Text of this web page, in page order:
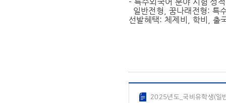
일반전형, 꿈나래전형: 특
선발혜택: 체제비, 학비, 출
2025년도_국비유학생(일